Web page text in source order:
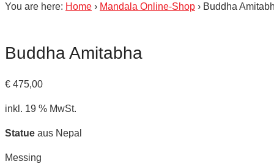
You are here: Home › Mandala Online-Shop › Buddha
Buddha Amitabha
€ 475,00
inkl. 19 % MwSt.
Statue aus Nepal
Messing